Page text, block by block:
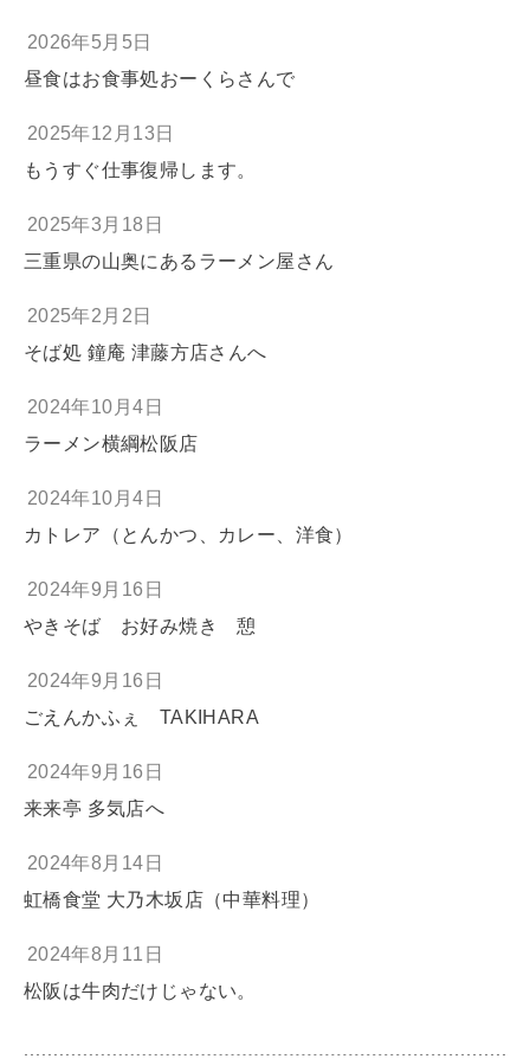
2026年5月5日
昼食はお食事処おーくらさんで
2025年12月13日
もうすぐ仕事復帰します。
2025年3月18日
三重県の山奥にあるラーメン屋さん
2025年2月2日
そば処 鐘庵 津藤方店さんへ
2024年10月4日
ラーメン横綱松阪店
2024年10月4日
カトレア（とんかつ、カレー、洋食）
2024年9月16日
やきそば お好み焼き 憩
2024年9月16日
ごえんかふぇ TAKIHARA
2024年9月16日
来来亭 多気店へ
2024年8月14日
虹橋食堂 大乃木坂店（中華料理）
2024年8月11日
松阪は牛肉だけじゃない。